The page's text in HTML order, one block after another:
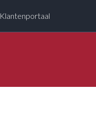
Klantenportaal